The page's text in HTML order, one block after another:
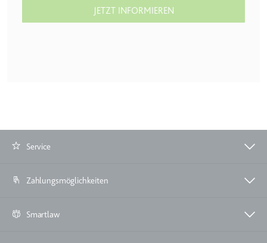
JETZT INFORMIEREN
Service
Zahlungsmöglichkeiten
Smartlaw